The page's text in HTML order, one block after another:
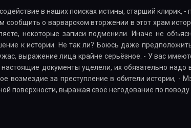
в наших поисках истины, старший
сообщить о варварском вторжении в этот храм
некоторые записи подменили. Иначе не
к истории. Не так ли? Боюсь даже
выражение лица крайне серьёзное. - У вас
документы уцелели, их обязательно
возмездие за преступление в обители истории, -
поверхности, выражая своё негодование по